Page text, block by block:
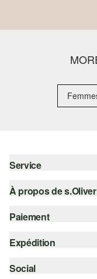
Service
Aide - FAQ
Guide des tailles
À propos de s.Oliver
S'abonner à la Newsletter
s.Oliver Card
Paiement
Carte de crédit
PayPal
Expédition
Suivi de colis
Social